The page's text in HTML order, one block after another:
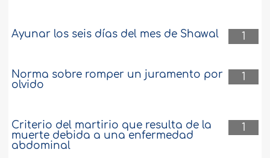
1
Ayunar los seis días del mes de Shawal
1
Norma sobre romper un juramento por
olvido
1
Criterio del martirio que resulta de la
muerte debida a una enfermedad
abdominal